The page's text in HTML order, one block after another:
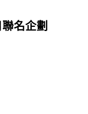
名企劃